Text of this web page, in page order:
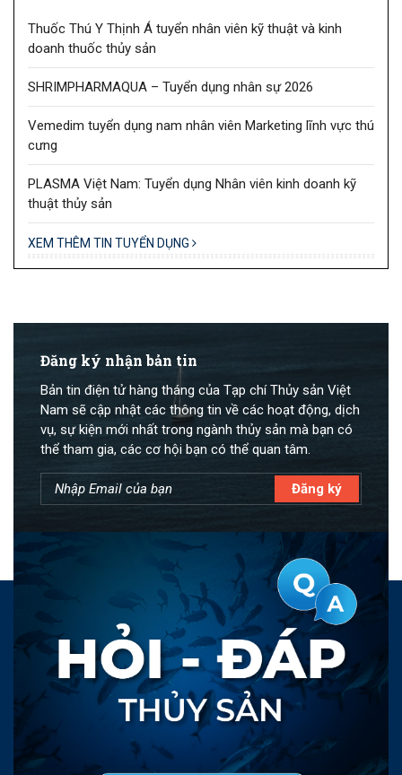
Thuốc Thú Y Thịnh Á tuyển nhân viên kỹ thuật và kinh
doanh thuốc thủy sản
SHRIMPHARMAQUA – Tuyển dụng nhân sự 2026
Vemedim tuyển dụng nam nhân viên Marketing lĩnh vực thú
cưng
PLASMA Việt Nam: Tuyển dụng Nhân viên kinh doanh kỹ
thuật thủy sản
XEM THÊM TIN TUYỂN DỤNG
Đăng ký nhận bản tin
Bản tin điện tử hàng tháng của Tạp chí Thủy sản Việt
Nam sẽ cập nhật các thông tin về các hoạt động, dịch
vụ, sự kiện mới nhất trong ngành thủy sản mà bạn có
thể tham gia, các cơ hội bạn có thể quan tâm.